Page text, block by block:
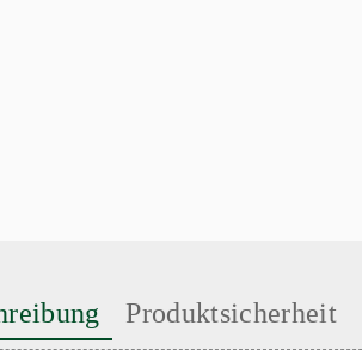
Produktsicherheit